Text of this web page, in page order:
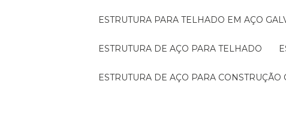
ESTRUTURA PARA TELHADO EM AÇO
ESTRUTURA DE AÇO PARA TELHADO
ESTRUTURA DE AÇO PARA CONSTRUÇÃO